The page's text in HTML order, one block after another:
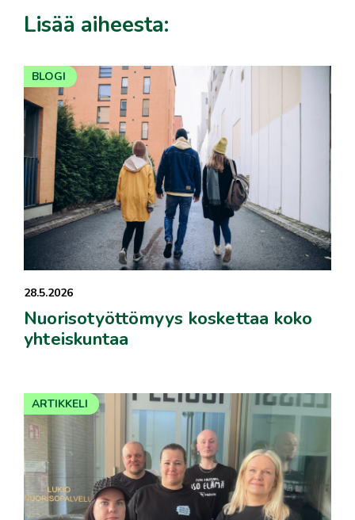
Lisää aiheesta:
28.5.2026
Nuorisotyöttömyys koskettaa koko
yhteiskuntaa
BLOGI
ARTIKKELI